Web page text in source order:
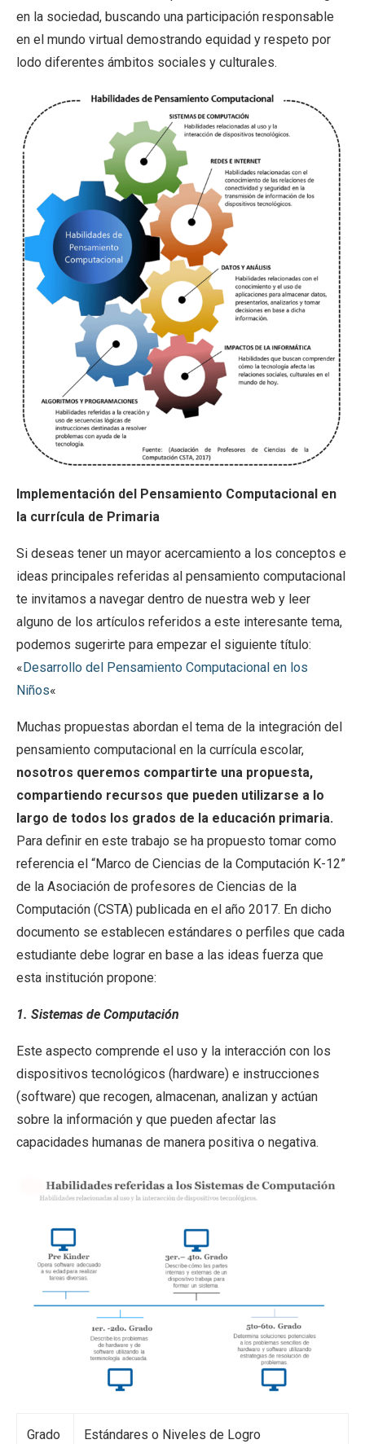
en la sociedad, buscando una participación responsable
en el mundo virtual demostrando equidad y respeto por
lodo diferentes ámbitos sociales y culturales.
Implementación del Pensamiento Computacional en
la currícula de Primaria
Si deseas tener un mayor acercamiento a los conceptos e
ideas principales referidas al pensamiento computacional
te invitamos a navegar dentro de nuestra web y leer
alguno de los artículos referidos a este interesante tema,
podemos sugerirte para empezar el siguiente título:
« Desarrollo del Pensamiento Computacional en los
Niños«
Muchas propuestas abordan el tema de la integración del
pensamiento computacional en la currícula escolar,
nosotros queremos compartirte una propuesta,
compartiendo recursos que pueden utilizarse a lo
largo de todos los grados de la educación primaria.
Para definir en este trabajo se ha propuesto tomar como
referencia el “Marco de Ciencias de la Computación K-12”
de la Asociación de profesores de Ciencias de la
Computación (CSTA) publicada en el año 2017. En dicho
documento se establecen estándares o perfiles que cada
estudiante debe lograr en base a las ideas fuerza que
esta institución propone:
1. Sistemas de Computación
Este aspecto comprende el uso y la interacción con los
dispositivos tecnológicos (hardware) e instrucciones
(software) que recogen, almacenan, analizan y actúan
sobre la información y que pueden afectar las
capacidades humanas de manera positiva o negativa.
Grado Estándares o Niveles de Logro